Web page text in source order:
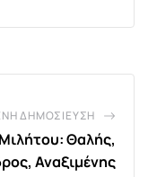
ΔΗΜΟΣΊΕΥΣΗ
Θαλής,
Αναξιμένης